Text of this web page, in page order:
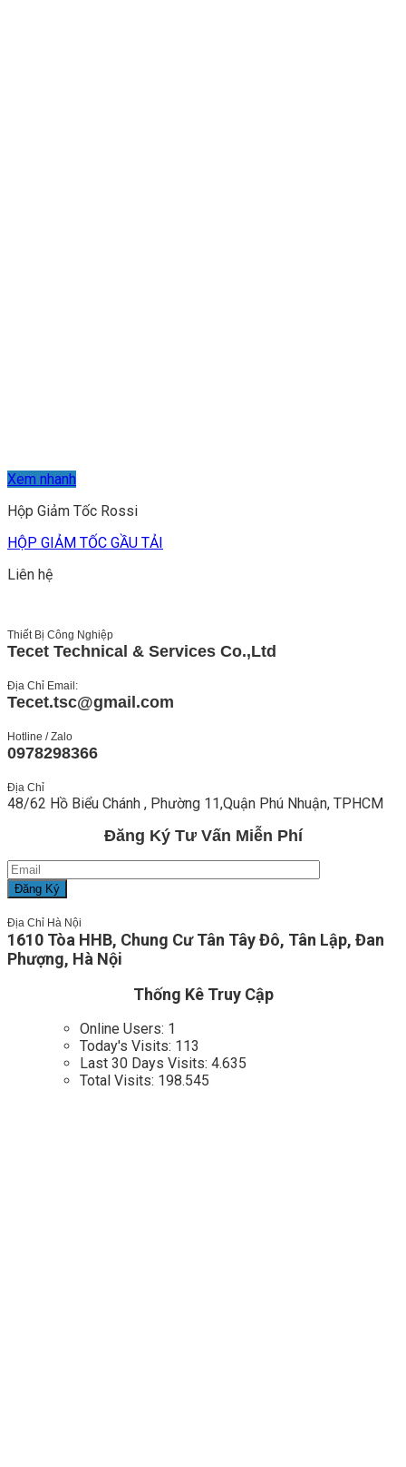
Xem nhanh
Hộp Giảm Tốc Rossi
HỘP GIẢM TỐC GẦU TẢI
Liên hệ
Thiết Bị Công Nghiệp
Tecet Technical & Services Co.,Ltd
Địa Chỉ Email:
Tecet.tsc@gmail.com
Hotline / Zalo
0978298366
Địa Chỉ
48/62 Hồ Biểu Chánh , Phường 11,Quận Phú Nhuận, TPHCM
Đăng Ký Tư Vấn Miễn Phí
Địa Chỉ Hà Nội
1610 Tòa HHB, Chung Cư Tân Tây Đô, Tân Lập, Đan
Phượng, Hà Nội
Thống Kê Truy Cập
Online Users: 1
Today's Visits: 113
Last 30 Days Visits: 4.635
Total Visits: 198.545